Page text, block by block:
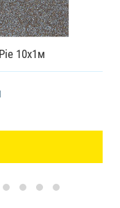
10х1м